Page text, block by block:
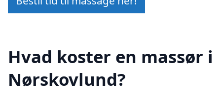
Hvad koster en massør i
Nørskovlund?